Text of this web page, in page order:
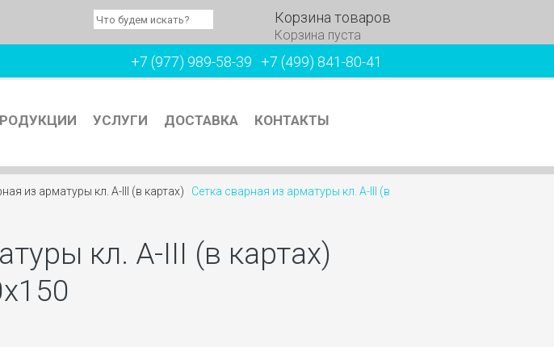
Корзина товаров
Корзина пуста
+7 (977) 989-58-39 +7 (499) 841-80-41
УСЛУГИ ДОСТАВКА КОНТАКТЫ
из арматуры кл. А-III (в картах)
Сетка сварная из арматуры кл. А-III (в
кл. А-III (в картах)